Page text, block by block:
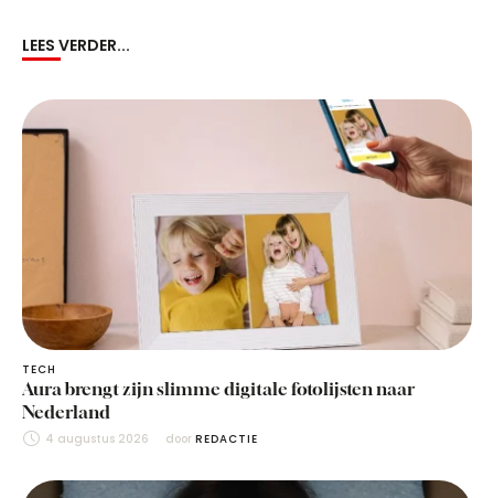
LEES VERDER...
TECH
Aura brengt zijn slimme digitale fotolijsten naar
Nederland
4 augustus 2026 door REDACTIE